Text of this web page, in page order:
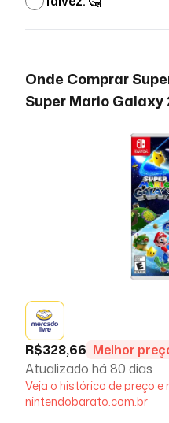
Onde Comprar
Super Mario Galaxy
R$328,66 Melhor
Atualizado há 80 dias
Veja o histórico de preço e
nintendobarato.com.br